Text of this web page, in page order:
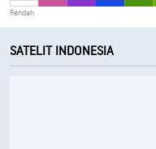
Rendah
SATELIT INDONESIA